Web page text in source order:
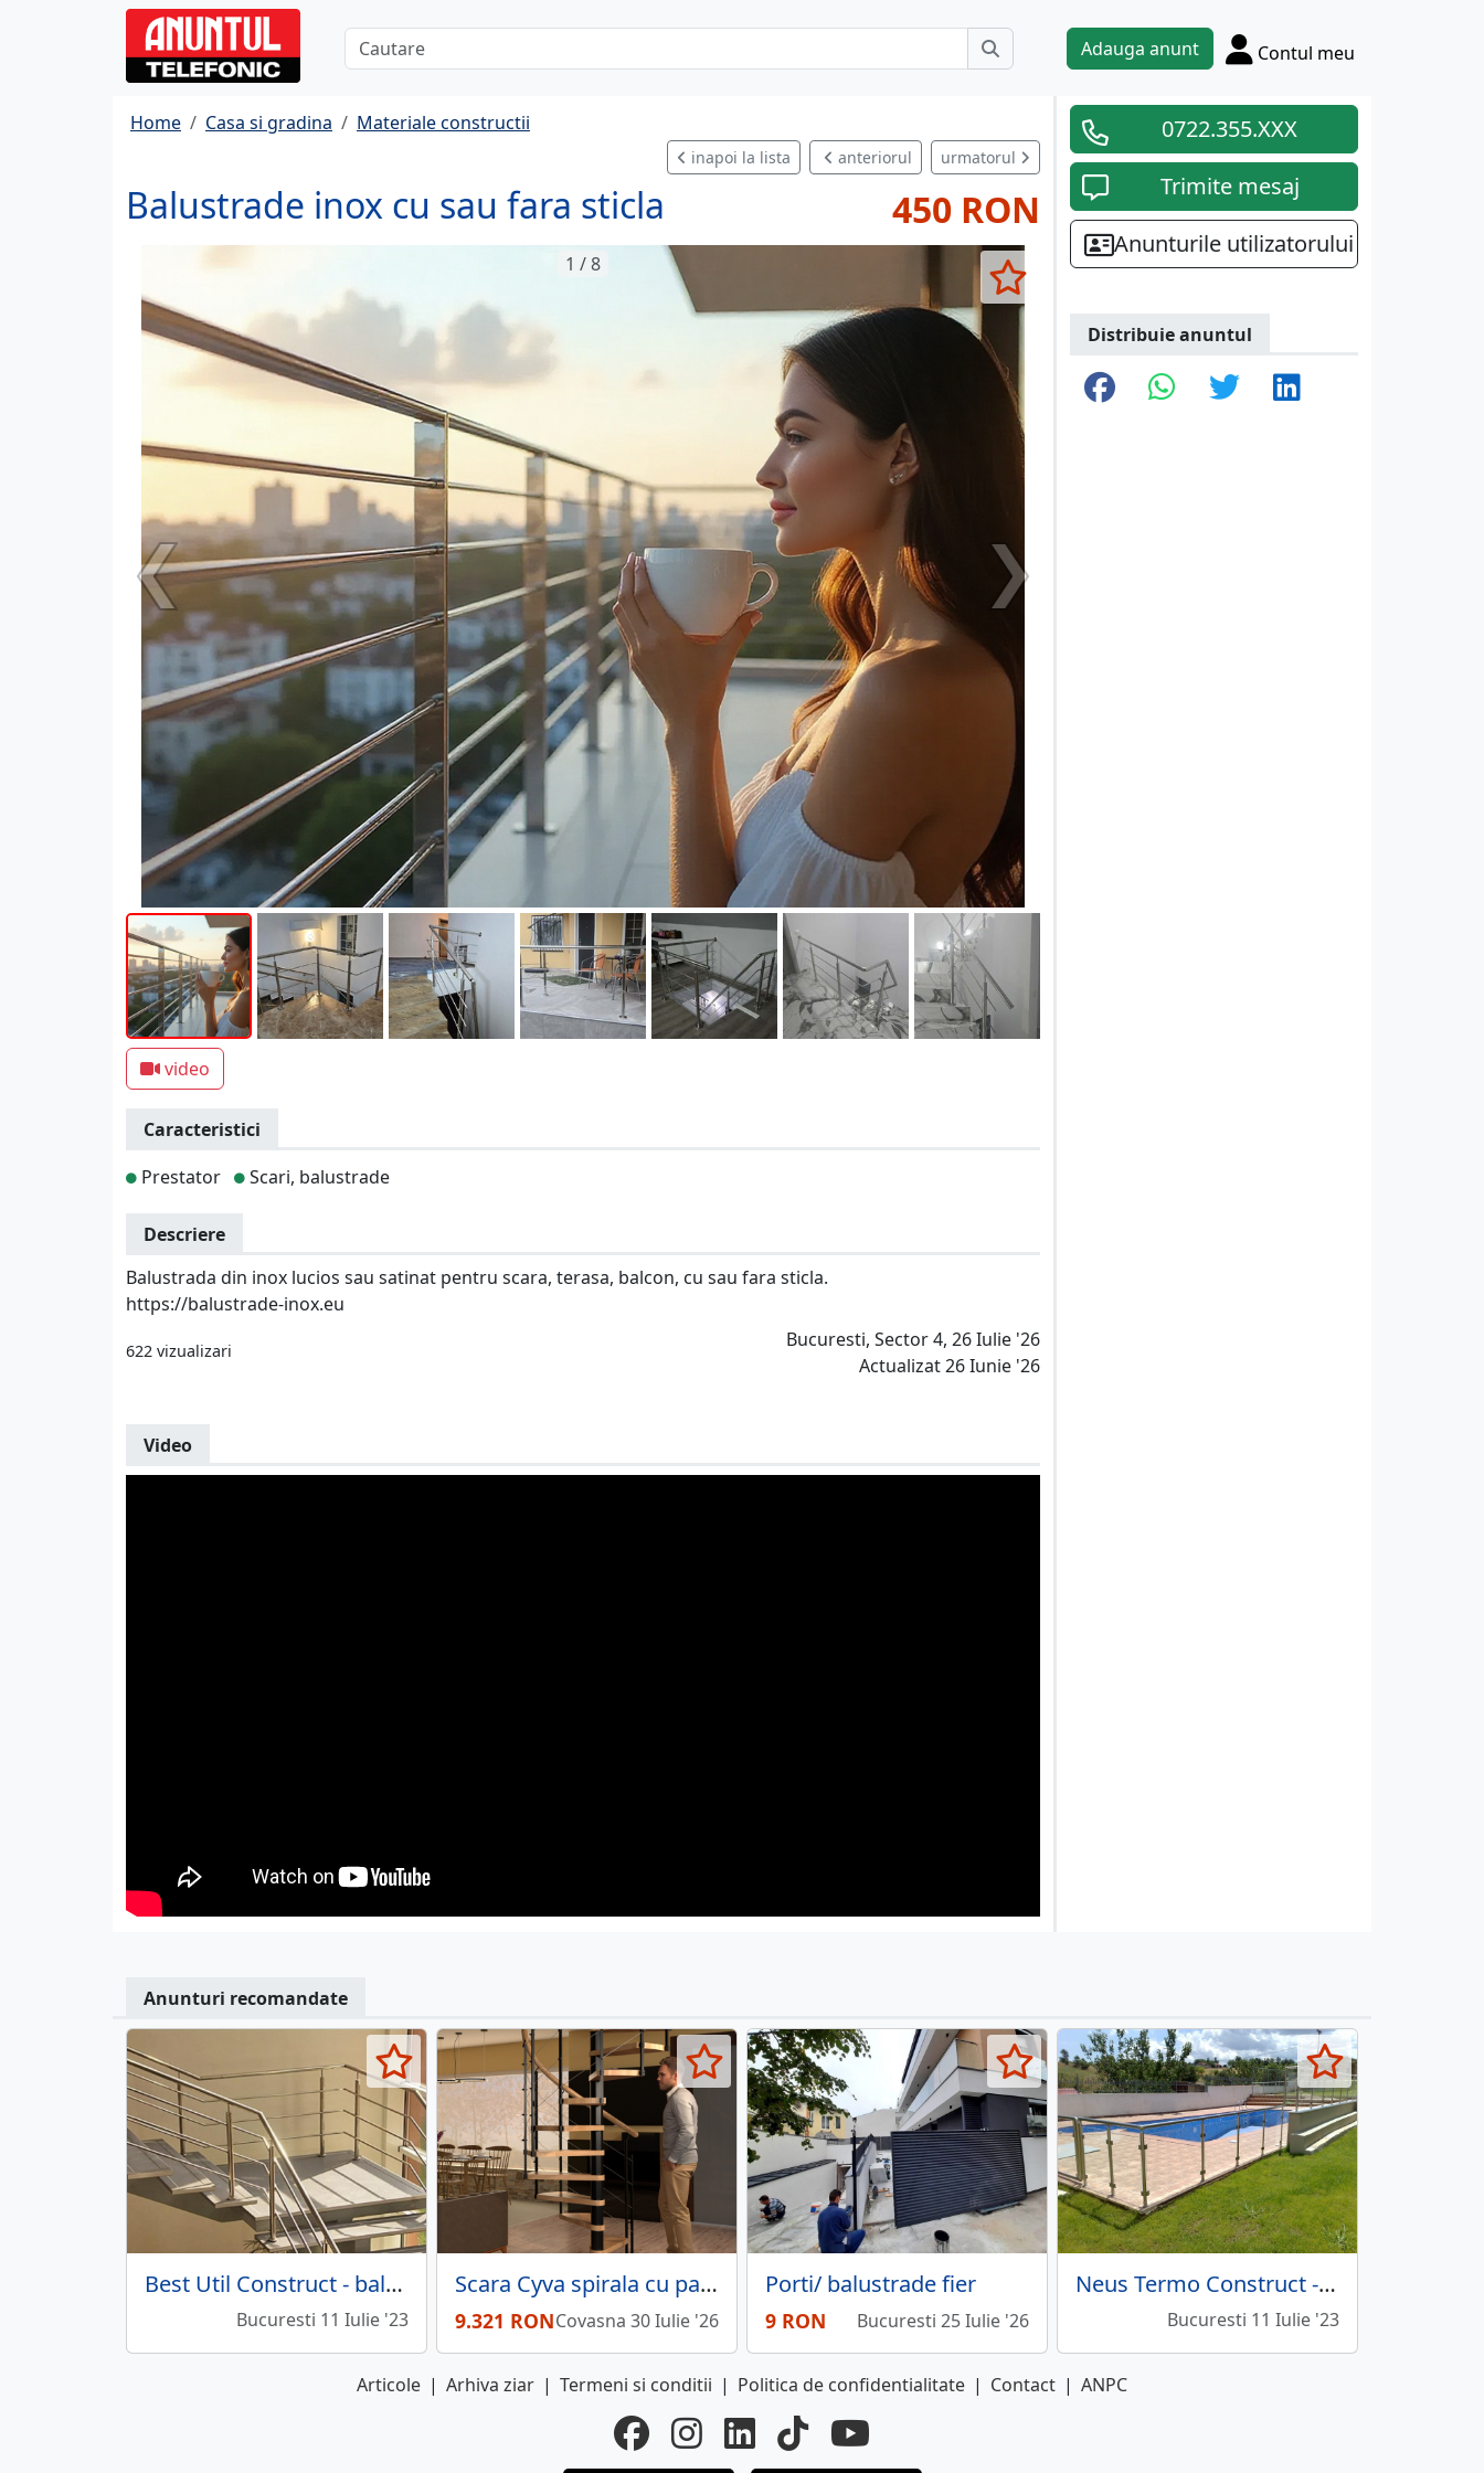
Adauga anunt Contul meu
Home Casa si gradina Materiale constructii
inapoi la lista anteriorul urmatorul
Balustrade inox cu sau fara sticla 450 RON
1 / 8
video
Caracteristici
Prestator
Scari, balustrade
Descriere
Balustrada din inox lucios sau satinat pentru scara, terasa, balcon, cu sau fara sticla.
https://balustrade-inox.eu
622 vizualizari
Bucuresti, Sector 4, 26 Iulie '26
Actualizat 26 Iunie '26
Video
0722.355.XXX
Trimite mesaj
Anunturile utilizatorului
Distribuie anuntul
Anunturi recomandate
Best Util Construct - balustrade, scari interioare, confectii metalice
Bucuresti 11 Iulie '23
Scara Cyva spirala cu palier - fag masiv, 3 diametre
9.321 RONCovasna 30 Iulie '26
Porti/ balustrade fier
9 RON Bucuresti 25 Iulie '26
Neus Termo Construct - comercializare, productie, montaj balustrade
Bucuresti 11 Iulie '23
Articole | Arhiva ziar | Termeni si conditii | Politica de confidentialitate | Contact | ANPC